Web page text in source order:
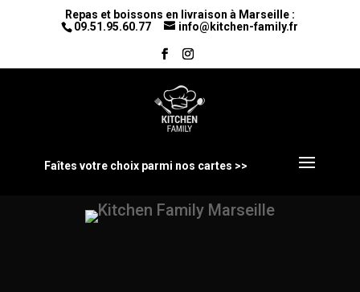
Repas et boissons en livraison à Marseille :
09.51.95.60.77
info@kitchen-family.fr
Faîtes votre choix parmi nos cartes >>